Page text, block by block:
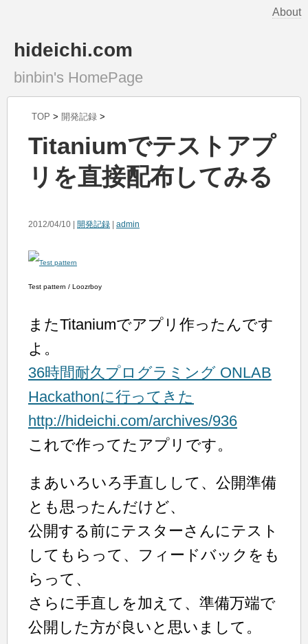
About
hideichi.com
binbin's HomePage
TOP > 開発記録 >
Titaniumでテストアプ
リを直接配布してみる
2012/04/10 | 開発記録 admin
Test pattern / Loozrboy
またTitaniumでアプリ作ったんです
よ。
36時間耐久プログラミング ONLAB
Hackathonに行ってきた
http://hideichi.com/archives/936
これで作ってたアプリです。
まあいろいろ手直しして、公開準備
とも思ったんだけど、
公開する前にテスターさんにテスト
してもらって、フィードバックをも
らって、
さらに手直しを加えて、準備万端で
公開した方が良いと思いまして。